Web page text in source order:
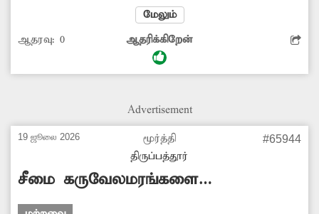
உள்ள தரைப்பாலத்தின் அருகே சாலையோரம்
குப்பைகள் குவித்து வைக்கப்பட்டுள்ளது.
இதனால் பொதுமக்கள், வாகன ஓட்டிகள் மிகவும்
சிரமப்படுகின்றனர். எனவே இந்தக் குப்பைகளை
நடவடிக்கை எடுக்க வேண்டும். -சந்தானம்,
மேலும்
ஆதரவு: 0 ஆதரிக்கிறேன்
Advertisement
19 ஜூலை 2026
மூர்த்தி
திருப்பத்தூர்
#65944
சீமை கருவேலமரங்களை
அகற்றுவார்களா?